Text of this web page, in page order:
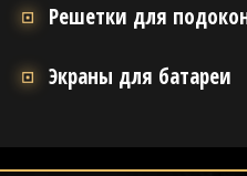
Решетки для
Экраны для батареи